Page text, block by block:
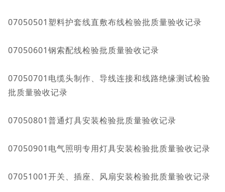
07050501塑料护套线直敷布线检验批质量验收记录
07050601钢索配线检验批质量验收记录
07050701电缆头制作、导线连接和线路绝缘测试检验
批质量验收记录
07050801普通灯具安装检验批质量验收记录
07050901电气照明专用灯具安装检验批质量验收记录
07051001开关、插座、风扇安装检验批质量验收记录